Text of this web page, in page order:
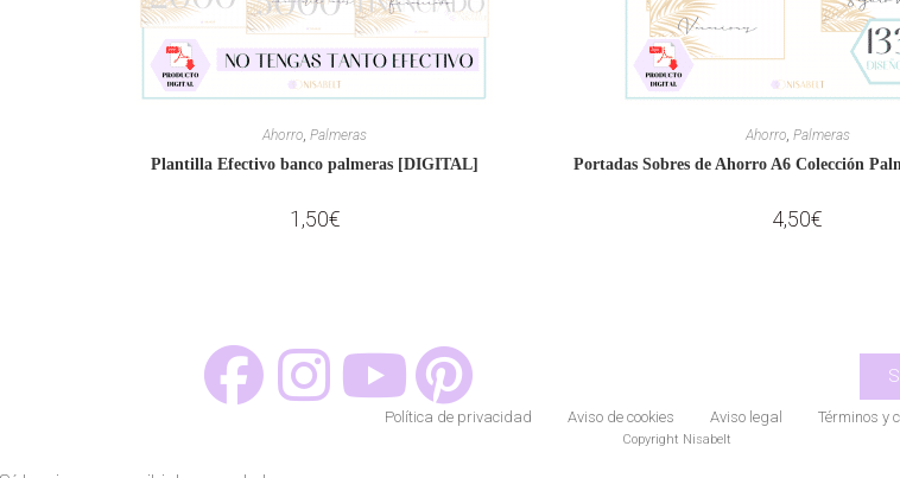
Ahorro ,Palmeras
Plantilla Efectivo banco palmeras [DIGITAL]
1,50€
Ahorro Palmeras
Portadas Sobres de Ahorro A6 Colección
4,50€
Política de privacidad Aviso de cookies Aviso legal Términos y
Copyright Nisabelt